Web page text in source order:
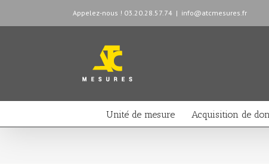
Appelez-nous ! 03.20.28.57.74 | info@atcmesures.fr
Unité de mesure Acquisition de